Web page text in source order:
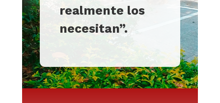
realmente los
necesitan”.